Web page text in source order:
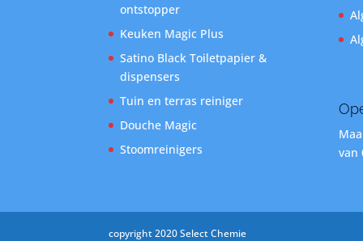
ontstopper
Keuken Magic Plus
Satino Black Toiletpapier &
dispensers
Tuin en terras reiniger
Douche Magic
Stoomreinigers
van
copyright 2020 Select Chemie